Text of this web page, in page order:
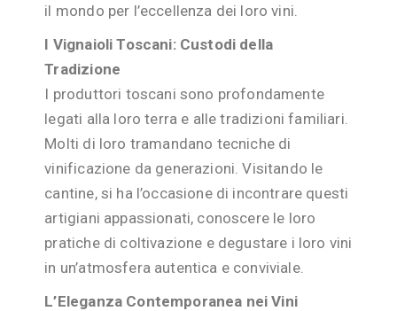
il mondo per l’eccellenza dei loro vini.
I Vignaioli Toscani: Custodi della
Tradizione
I produttori toscani sono profondamente
legati alla loro terra e alle tradizioni familiari.
Molti di loro tramandano tecniche di
vinificazione da generazioni. Visitando le
cantine, si ha l’occasione di incontrare questi
artigiani appassionati, conoscere le loro
pratiche di coltivazione e degustare i loro vini
in un’atmosfera autentica e conviviale.
L’Eleganza Contemporanea nei Vini